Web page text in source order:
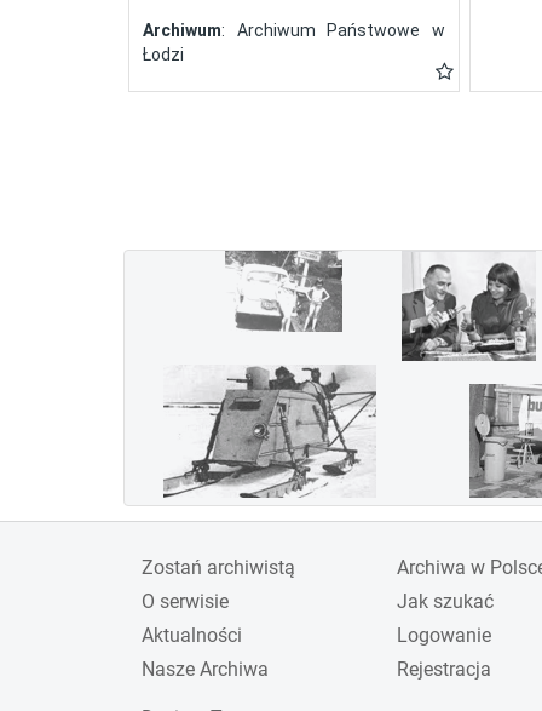
przypadła organizacja
kolejnej odsłony zawodów.
Zorganizowany przez
Pokrzywka. Jednak ze
względu na koszty Polska
wycofała się z udziału i
organizacji imprezy w
1936 roku. Inne kraje,
zaangażowane w rozwój
lotnictwa wojskowego w
związku z przewidywana
wojną, nie przejęły roli
gospodarza zawodów,
reaktywowano.
Archiwum: Archiwum Państwowe w
Łodzi
Zostań archiwistą
O serwisie
Aktualności
Nasze Archiwa
Archiwa w
Jak szukać
Logowanie
Rejestracja